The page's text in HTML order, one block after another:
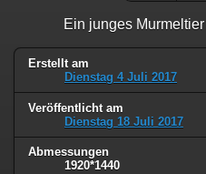
Ein junges
Erstellt am
Dienstag 4 Juli 2017
Veröffentlicht am
Dienstag 18 Juli 2017
Abmessungen
1920*1440